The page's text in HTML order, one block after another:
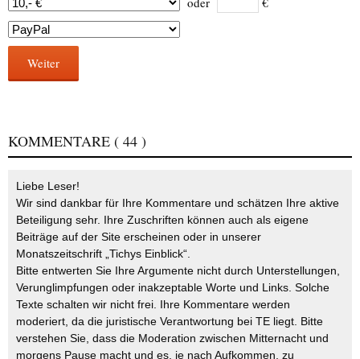
Weiter
KOMMENTARE ( 44 )
Liebe Leser!
Wir sind dankbar für Ihre Kommentare und schätzen Ihre aktive
Beteiligung sehr. Ihre Zuschriften können auch als eigene
Beiträge auf der Site erscheinen oder in unserer
Monatszeitschrift „Tichys Einblick“.
Bitte entwerten Sie Ihre Argumente nicht durch Unterstellungen,
Verunglimpfungen oder inakzeptable Worte und Links. Solche
Texte schalten wir nicht frei. Ihre Kommentare werden
moderiert, da die juristische Verantwortung bei TE liegt. Bitte
verstehen Sie, dass die Moderation zwischen Mitternacht und
morgens Pause macht und es, je nach Aufkommen, zu